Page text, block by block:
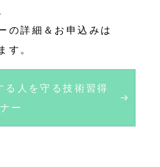
の詳細＆お申込みは
す。
る人を守る技術習得
ー